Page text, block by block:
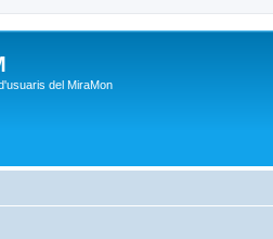
del MiraMon